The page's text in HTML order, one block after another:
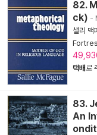
82.
ck) -
샐리 맥
택배로
83.
An